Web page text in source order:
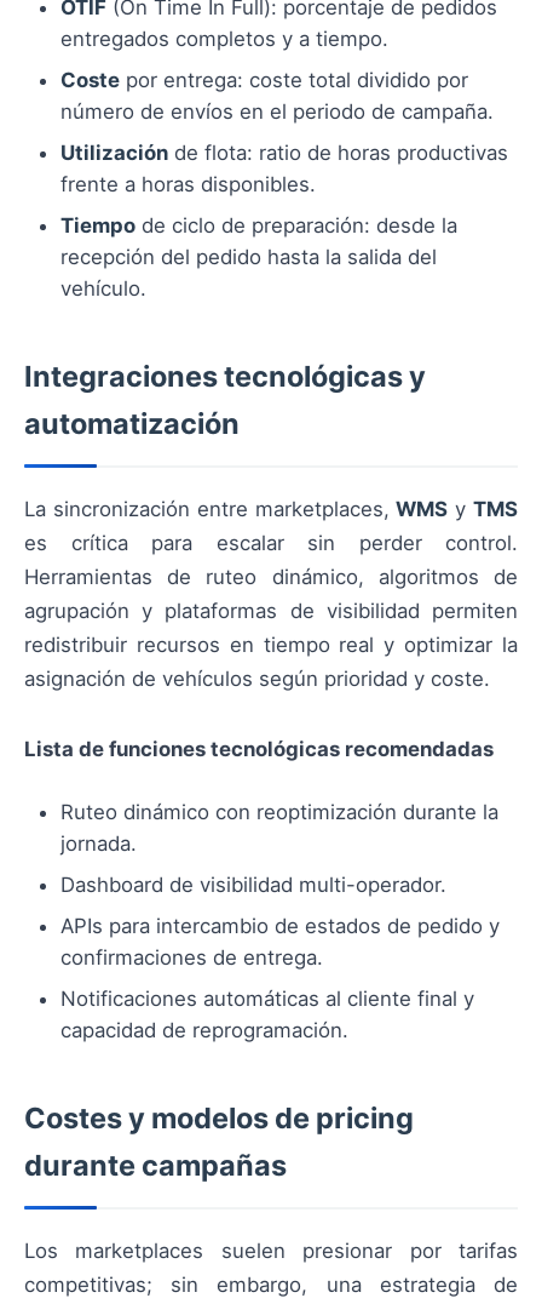
OTIF (On Time In Full): porcentaje de pedidos
entregados completos y a tiempo.
Coste por entrega: coste total dividido por
número de envíos en el periodo de campaña.
Utilización de flota: ratio de horas productivas
frente a horas disponibles.
Tiempo de ciclo de preparación: desde la
recepción del pedido hasta la salida del
vehículo.
Integraciones tecnológicas y
automatización
La sincronización entre marketplaces,WMS yTMS
es crítica para escalar sin perder control.
Herramientas de ruteo dinámico, algoritmos de
agrupación y plataformas de visibilidad permiten
redistribuir recursos en tiempo real y optimizar la
asignación de vehículos según prioridad y coste.
Lista de funciones tecnológicas recomendadas
Ruteo dinámico con reoptimización durante la
jornada.
Dashboard de visibilidad multi-operador.
APIs para intercambio de estados de pedido y
confirmaciones de entrega.
Notificaciones automáticas al cliente final y
capacidad de reprogramación.
Costes y modelos de pricing
durante campañas
Los marketplaces suelen presionar por tarifas
competitivas; sin embargo, una estrategia de